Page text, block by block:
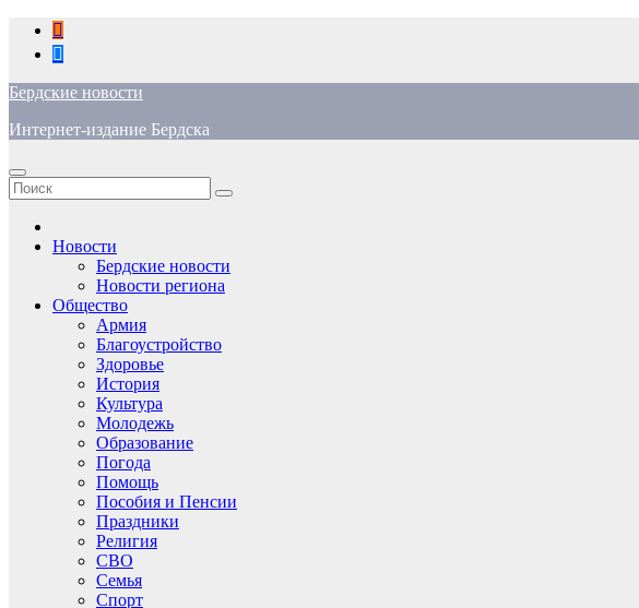
Перейти
содержимому
Бердские новости
Интернет-издание Бердска
Новости
Бердские новости
Новости региона
Общество
Армия
Благоустройство
Здоровье
История
Культура
Молодежь
Образование
Погода
Помощь
Пособия и Пенсии
Праздники
Религия
СВО
Семья
Спорт